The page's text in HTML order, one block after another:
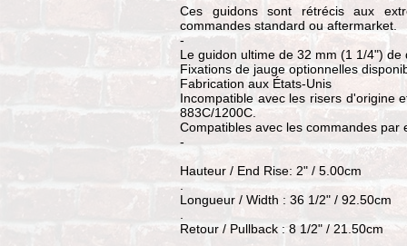
Ces guidons sont rétrécis aux
commandes standard ou aftermarket.
-
Le guidon ultime de 32 mm (1 1/4")
Fixations de jauge optionnelles
Fabrication aux États-Unis
Incompatible avec les risers d'origine
883C/1200C.
Compatibles avec les commandes par
-
Hauteur / End Rise: 2" / 5.00cm
.
Longueur / Width : 36 1/2" / 92.50cm
.
Retour / Pullback : 8 1/2" / 21.50cm